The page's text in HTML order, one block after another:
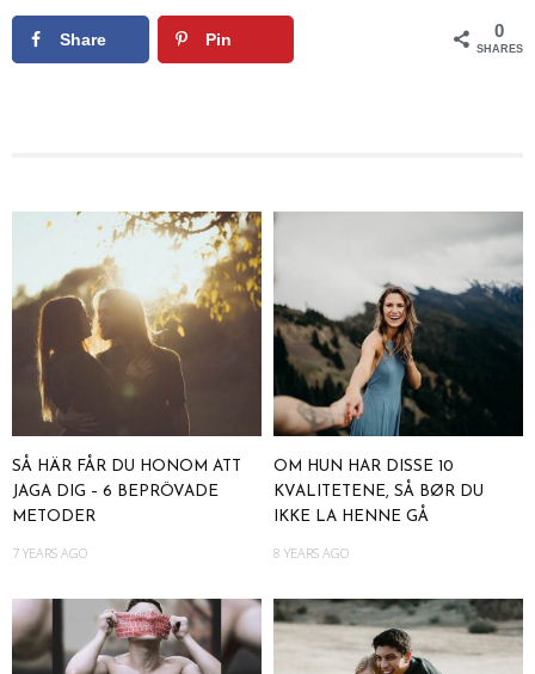
Share Pin 0
SHARES
SÅ HÄR FÅR DU HONOM ATT
JAGA DIG – 6 BEPRÖVADE
METODER
7 YEARS AGO
OM HUN HAR DISSE 10
KVALITETENE, SÅ BØR DU
IKKE LA HENNE GÅ
8 YEARS AGO